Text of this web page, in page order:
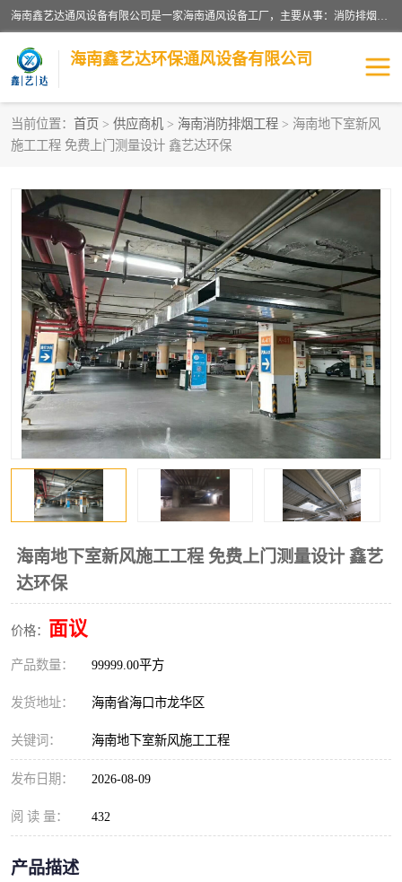
海南鑫艺达通风设备有限公司是一家海南通风设备工厂，主要从事：消防排烟工程、油烟净化工程、厨房排烟工程、酒店厨房设备、新风排风系统、镀锌铁皮管道加工、暖通工程、通风管道安装、消防火阀百叶风口等业务。公司拥有管道及配件一体化工厂生产线，良好的售后服务，良好的设计团队，良好的施工团队、良好管理人员，掌握畅通丰富的信息、市场渠道。
海南鑫艺达环保通风设备有限公司
当前位置： 首页 > 供应商机 > 海南消防排烟工程 > 海南地下室新风
施工工程 免费上门测量设计 鑫艺达环保
海南地下室新风施工工程 免费上门测量设计 鑫艺
达环保
价格： 面议
产品数量： 99999.00平方
发货地址： 海南省海口市龙华区
关键词： 海南地下室新风施工工程
发布日期： 2026-08-09
阅 读 量： 432
产品描述
海南暖通工程 海南消防排烟工程
海南厨房排烟工程 海南酒店厨房设备
海南油烟净化工程 管道配件
风机系列 镁质防火风管
通风设备 通风管道
消防阀门 消防风机
风口 镀锌矩形风管
镀锌螺旋风管 PP风管
不锈钢烟罩 防火阀
排烟风机 百叶风口
油烟净化器